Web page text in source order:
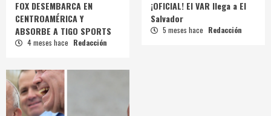
FOX DESEMBARCA EN
CENTROAMÉRICA Y
ABSORBE A TIGO SPORTS
4 meses hace Redacción
¡OFICIAL! El VAR llega a El
Salvador
5 meses hace Redacción